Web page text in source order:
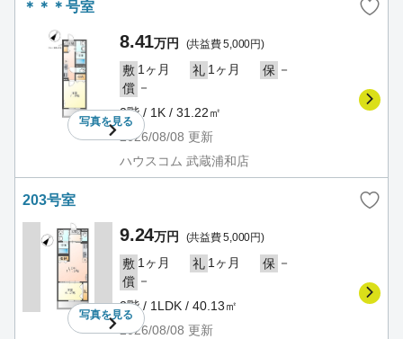
＊＊＊号室
写真を見る
8.41万円 (共益費 5,000円)
敷 1ヶ月 礼 1ヶ月 保 －
償 －
2階 / 1K / 31.22㎡
2026/08/08 更新
ハウスコム 武蔵浦和店
203号室
写真を見る
9.24万円 (共益費 5,000円)
敷 1ヶ月 礼 1ヶ月 保 －
償 －
2階 / 1LDK / 40.13㎡
2026/08/08 更新